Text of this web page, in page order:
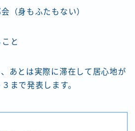
（身もふたもない）
と
あとは実際に滞在して居心地が
まで発表します。